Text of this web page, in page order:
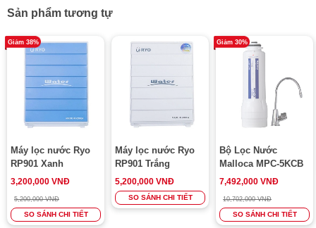
chất có lợi cho sức khỏe con người.
Sản phẩm tương tự
Giảm 38%
Máy lọc nước Ryo
RP901 Xanh
3,200,000 VNĐ
5,200,000 VNĐ
SO SÁNH CHI TIẾT
Máy lọc nước Ryo
RP901 Trắng
5,200,000 VNĐ
SO SÁNH CHI TIẾT
Giảm 30%
Bộ Lọc Nước
Malloca MPC-5KCB
7,492,000 VNĐ
10,702,000 VNĐ
SO SÁNH CHI TIẾT